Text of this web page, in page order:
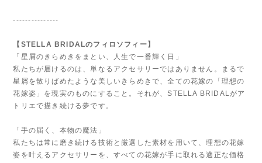
---------------
【STELLA BRIDALのフィロソフィー】
「星屑のきらめきをまとい、人生で一番輝く日」
私たちが届けるのは、単なるアクセサリーではありません。まるで
星屑を散りばめたような美しいきらめきで、全ての花嫁の「理想の
花嫁姿」を現実のものにすること。それが、STELLA BRIDALがア
トリエで描き続ける夢です。
「手の届く、本物の魔法」
私たちは常に磨き続ける技術と厳選した素材を用いて、理想の花嫁
姿を叶えるアクセサリーを、すべての花嫁が手に取れる適正な価格